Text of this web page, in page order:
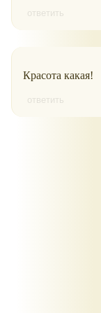
ответить
Красота какая!
ответить